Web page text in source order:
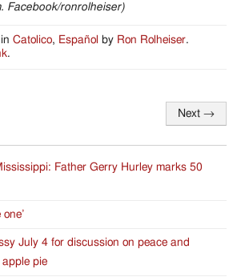
Facebook/ronrolheiser)
inCatolico, Español by Ron Rolheiser.
.
Next →
Father Gerry Hurley marks 50
July 4 for discussion on peace and
apple pie